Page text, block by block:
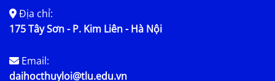
Địa chỉ:
175 Tây Sơn - P. Kim Liên - Hà Nội
Email:
daihocthuyloi@tlu.edu.vn